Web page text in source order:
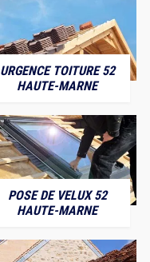
URGENCE TOITURE 52
HAUTE-MARNE
POSE DE VELUX 52
HAUTE-MARNE